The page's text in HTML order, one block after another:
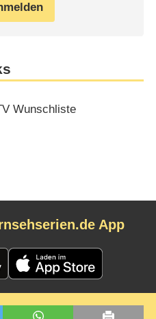
Wunschliste
App